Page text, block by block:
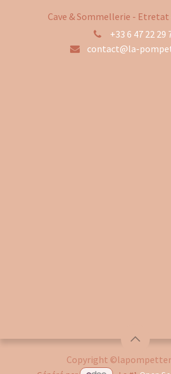
Cave & Sommellerie -
+33 6 47 22 29
contact@la-
Copyright